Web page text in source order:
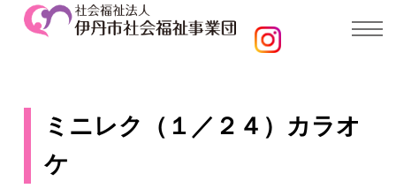
ミニレク（１／２４）カラオ
ケ